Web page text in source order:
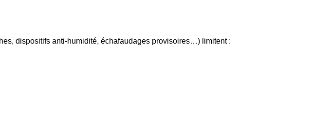
dispositifs anti-humidité, échafaudages provisoires…) limitent :